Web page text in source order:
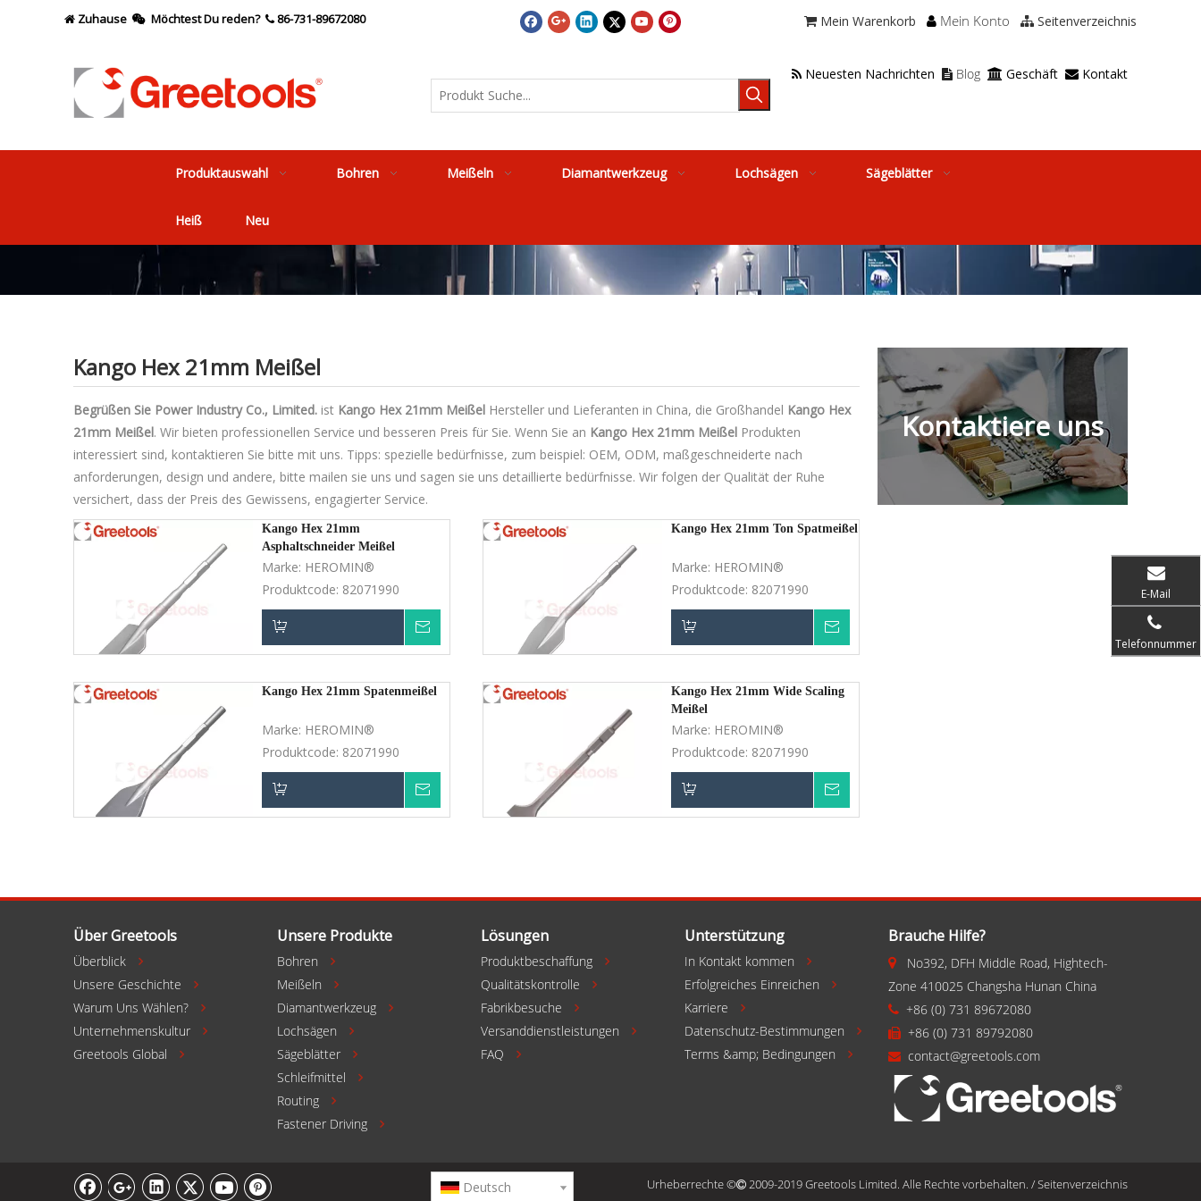
 Zuhause  Möchtest Du reden?  86-731-89672080  Mein Warenkorb  Mein Konto  Seitenverzeichnis
 Neuesten Nachrichten  Blog  Geschäft  Kontakt
Produktauswahl Bohren Meißeln Diamantwerkzeug Lochsägen Sägeblätter
Heiß Neu
Kango Hex 21mm Meißel
Begrüßen Sie Power Industry Co., Limited. ist Kango Hex 21mm Meißel Hersteller und Lieferanten in China, die Großhandel Kango Hex
21mm Meißel. Wir bieten professionellen Service und besseren Preis für Sie. Wenn Sie an Kango Hex 21mm Meißel Produkten
interessiert sind, kontaktieren Sie bitte mit uns. Tipps: spezielle bedürfnisse, zum beispiel: OEM, ODM, maßgeschneiderte nach
anforderungen, design und andere, bitte mailen sie uns und sagen sie uns detaillierte bedürfnisse. Wir folgen der Qualität der Ruhe
versichert, dass der Preis des Gewissens, engagierter Service.
Kango Hex 21mm
Asphaltschneider Meißel
Marke: HEROMIN®
Produktcode: 82071990
Kango Hex 21mm Ton Spatmeißel
Marke: HEROMIN®
Produktcode: 82071990
Kango Hex 21mm Spatenmeißel
Marke: HEROMIN®
Produktcode: 82071990
Kango Hex 21mm Wide Scaling
Meißel
Marke: HEROMIN®
Produktcode: 82071990
Kontaktiere uns
Über Greetools
Überblick 
Unsere Geschichte 
Warum Uns Wählen? 
Unternehmenskultur 
Greetools Global 
Unsere Produkte
Bohren 
Meißeln 
Diamantwerkzeug 
Lochsägen 
Sägeblätter 
Schleifmittel 
Routing 
Fastener Driving 
Lösungen
Produktbeschaffung 
Qualitätskontrolle 
Fabrikbesuche 
Versanddienstleistungen 
FAQ 
Unterstützung
In Kontakt kommen 
Erfolgreiches Einreichen 
Karriere 
Datenschutz-Bestimmungen 
Terms &amp; Bedingungen 
Brauche Hilfe?
 No392, DFH Middle Road, Hightech-
Zone 410025 Changsha Hunan China
 +86 (0) 731 89672080
 +86 (0) 731 89792080
 contact@greetools.com
E-Mail
Telefonnummer
Deutsch Urheberrechte © 2009-2019 Greetools Limited. Alle Rechte vorbehalten. /Seitenverzeichnis